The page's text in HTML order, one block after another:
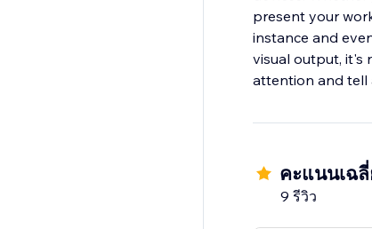
present your
instance and
visual output, it's
attention and tell
คะแนนเฉ
9 รีวิว